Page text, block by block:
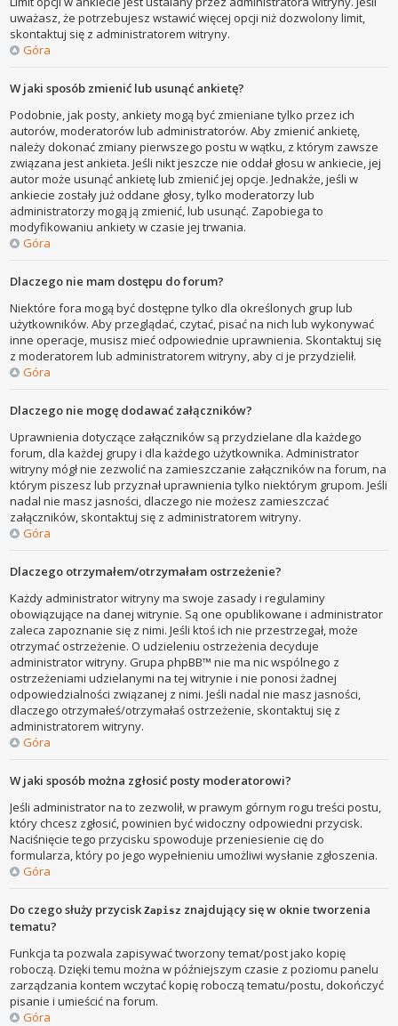
uważasz, że potrzebujesz wstawić więcej opcji niż dozwolony limit,
skontaktuj się z administratorem witryny.
Góra
W jaki sposób zmienić lub usunąć ankietę?
Podobnie, jak posty, ankiety mogą być zmieniane tylko przez ich
autorów, moderatorów lub administratorów. Aby zmienić ankietę,
należy dokonać zmiany pierwszego postu w wątku, z którym zawsze
związana jest ankieta. Jeśli nikt jeszcze nie oddał głosu w ankiecie, jej
autor może usunąć ankietę lub zmienić jej opcje. Jednakże, jeśli w
ankiecie zostały już oddane głosy, tylko moderatorzy lub
administratorzy mogą ją zmienić, lub usunąć. Zapobiega to
modyfikowaniu ankiety w czasie jej trwania.
Góra
Dlaczego nie mam dostępu do forum?
Niektóre fora mogą być dostępne tylko dla określonych grup lub
użytkowników. Aby przeglądać, czytać, pisać na nich lub wykonywać
inne operacje, musisz mieć odpowiednie uprawnienia. Skontaktuj się
z moderatorem lub administratorem witryny, aby ci je przydzielił.
Góra
Dlaczego nie mogę dodawać załączników?
Uprawnienia dotyczące załączników są przydzielane dla każdego
forum, dla każdej grupy i dla każdego użytkownika. Administrator
witryny mógł nie zezwolić na zamieszczanie załączników na forum, na
którym piszesz lub przyznał uprawnienia tylko niektórym grupom. Jeśli
nadal nie masz jasności, dlaczego nie możesz zamieszczać
załączników, skontaktuj się z administratorem witryny.
Góra
Dlaczego otrzymałem/otrzymałam ostrzeżenie?
Każdy administrator witryny ma swoje zasady i regulaminy
obowiązujące na danej witrynie. Są one opublikowane i administrator
zaleca zapoznanie się z nimi. Jeśli ktoś ich nie przestrzegał, może
otrzymać ostrzeżenie. O udzieleniu ostrzeżenia decyduje
administrator witryny. Grupa phpBB™ nie ma nic wspólnego z
ostrzeżeniami udzielanymi na tej witrynie i nie ponosi żadnej
odpowiedzialności związanej z nimi. Jeśli nadal nie masz jasności,
dlaczego otrzymałeś/otrzymałaś ostrzeżenie, skontaktuj się z
administratorem witryny.
Góra
W jaki sposób można zgłosić posty moderatorowi?
Jeśli administrator na to zezwolił, w prawym górnym rogu treści postu,
który chcesz zgłosić, powinien być widoczny odpowiedni przycisk.
Naciśnięcie tego przycisku spowoduje przeniesienie cię do
formularza, który po jego wypełnieniu umożliwi wysłanie zgłoszenia.
Góra
Do czego służy przyciskZapisz znajdujący się w oknie tworzenia
tematu?
Funkcja ta pozwala zapisywać tworzony temat/post jako kopię
roboczą. Dzięki temu można w późniejszym czasie z poziomu panelu
zarządzania kontem wczytać kopię roboczą tematu/postu, dokończyć
pisanie i umieścić na forum.
Góra